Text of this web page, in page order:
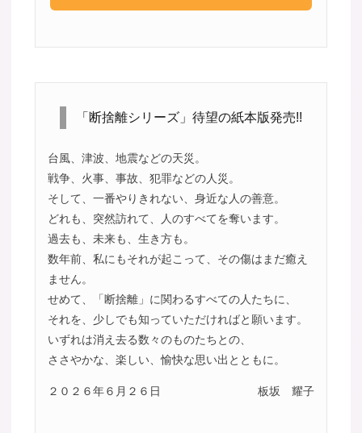
「断捨離シリーズ」待望の紙本版発売!!
台風、津波、地震などの天災。
戦争、火事、事故、犯罪などの人災。
そして、一番やりきれない、身近な人の善意。
どれも、突然訪れて、人のすべてを奪います。
過去も、未来も、生き方も。
数年前、私にもそれが起こって、その傷はまだ癒え
ません。
せめて、「断捨離」に関わるすべての人たちに、
それを、少しでも知っていただければと願います。
いずれは消え去る数々のものたちとの、
ささやかな、楽しい、愉快な思い出とともに。
２０２６年６月２６日 板坂 耀子